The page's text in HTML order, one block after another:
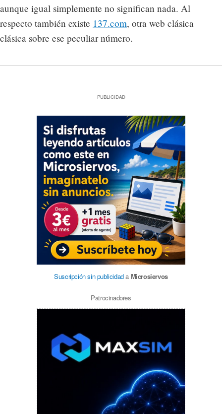
aunque igual simplemente no significan nada. Al
respecto también existe 137.com, otra web clásica
clásica sobre ese peculiar número.
PUBLICIDAD
Suscripción sin publicidada Microsiervos
Patrocinadores